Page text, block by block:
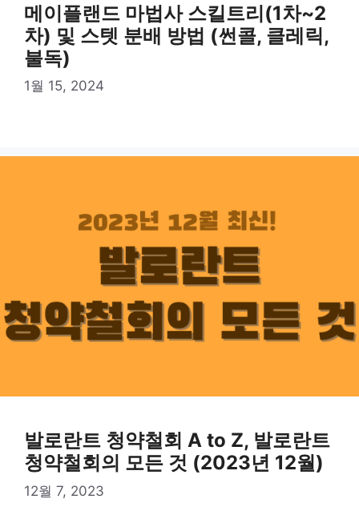
메이플랜드 마법사 스킬트리(1차~2
차) 및 스텟 분배 방법 (썬콜, 클레릭,
불독)
1월 15, 2024
발로란트 청약철회 A to Z, 발로란트
청약철회의 모든 것 (2023년 12월)
12월 7, 2023